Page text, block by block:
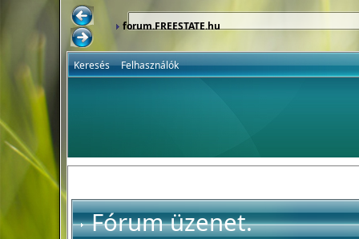
forum.FREESTATE.hu
Keresés Felhasználók
Fórum üzenet.